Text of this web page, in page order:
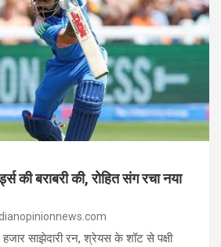
की बराबरी की, रोहित संग रचा नया
हजार साझेदारी रन, श्रेयस के शॉट से पक्षी